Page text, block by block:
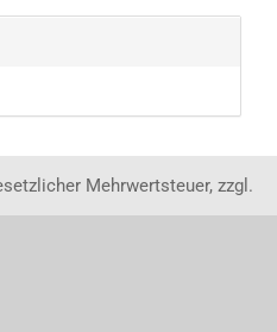
Mehrwertsteuer, zzgl.